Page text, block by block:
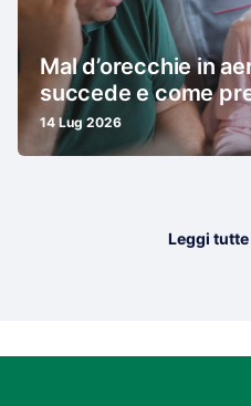
Mal d’orecchie in
succede e come
14 Lug 2026
Leggi tutte